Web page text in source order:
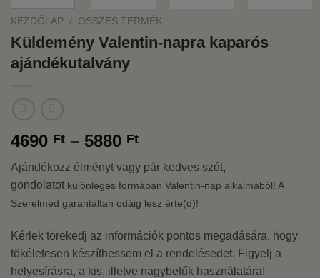
KEZDŐLAP / ÖSSZES TERMÉK
Küldemény Valentin-napra kaparós
ajándékutalvány
4690 Ft – 5880 FtÁrtartomány:
4690 Ft
-
5880 Ft
Ajándékozz élményt vagy pár kedves szót,
gondolatot különleges formában Valentin-nap alkalmából! A
Szerelmed garantáltan odáig lesz érte(d)!
Kérlek törekedj az információk pontos megadására, hogy
tökéletesen készíthessem el a rendelésedet. Figyelj a
helyesírásra, a kis, illetve nagybetűk használatára!